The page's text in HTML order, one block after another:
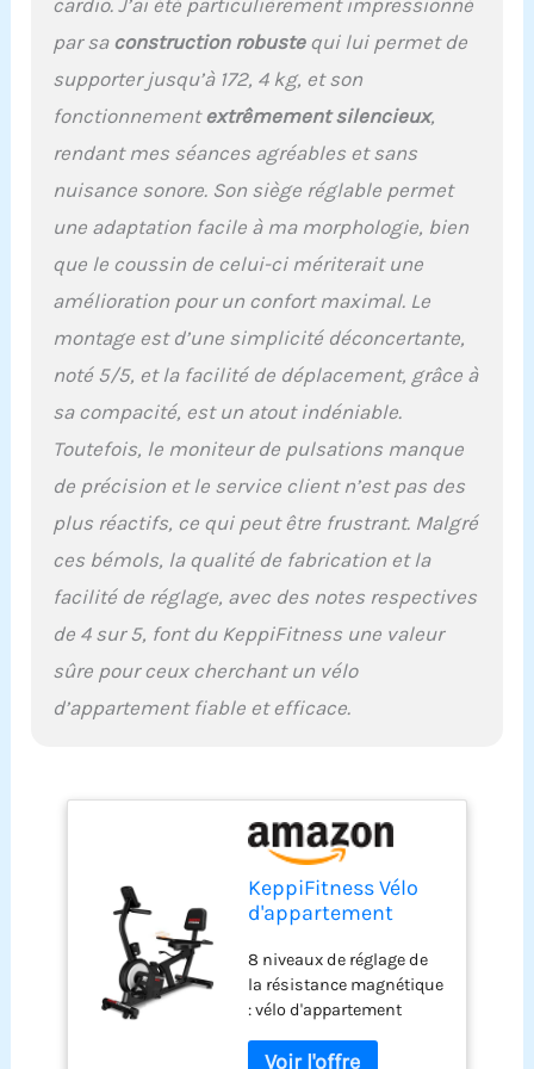
durée de vie du vélo
d'appartement couché.
Affichage électronique :
ce vélo d'exercice couché
dispose d'un écran LED
avec support pour
données d'entraînement.
Les données du vélo
faciles à lire, afin que
vous puissiez profiter
entraînement. Suivi de la
fréquence cardiaque :
capteur de pouls du vélo
d'exercice couché lors de
l'intensité de l'exercice
grâce aux données de
fréquence cardiaque à
temps pour améliorer
votre endurance
cardiorespiratoire. Pédale
d'équilibre : le vélo
d'exercice couché a un
design de pédale
offre un soutien maximal
pour les pieds tout en
offrant une excellente
maniabilité, assurant un
entraînement plus sûr et
plus fluide. Coussin de
siège confortable : la
selle de vélo d'exercice
est conçue avec une
mousse haute densité
confortable. Le vélo
par sa construction robustequi lui permet de
supporter jusqu’à 172, 4 kg, et son
fonctionnementextrêmement silencieux,
rendant mes séances agréables et sans
nuisance sonore. Son siège réglable permet
une adaptation facile à ma morphologie, bien
que le coussin de celui-ci mériterait une
amélioration pour un confort maximal. Le
montage est d’une simplicité déconcertante,
noté 5/5, et la facilité de déplacement, grâce à
sa compacité, est un atout indéniable.
Toutefois, le moniteur de pulsations manque
de précision et le service client n’est pas des
plus réactifs, ce qui peut être frustrant. Malgré
ces bémols, la qualité de fabrication et la
facilité de réglage, avec des notes respectives
de 4 sur 5, font du KeppiFitness une valeur
sûre pour ceux cherchant un vélo
d’appartement fiable et efficace.
KeppiFitness Vélo
d'appartement
adultes avec
résistance
magnétique, vélo
d'appartement pour
la maison, capacité
8 niveaux de réglage de
la résistance magnétique
: vélo d'appartement
Technologie muting du